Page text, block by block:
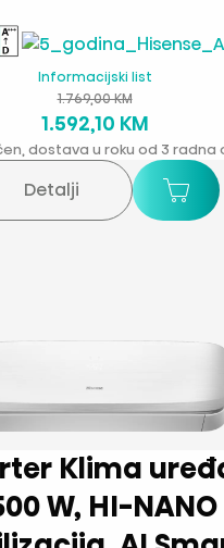
Informacijski list
1.769,00 KM
1.592,10 KM
dostava u roku od 3 radna
Detalji
uređaj,
HI-NANO